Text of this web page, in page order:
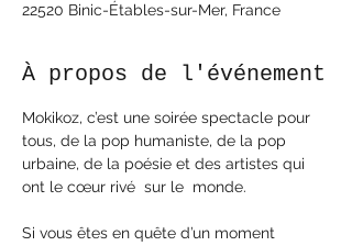
22520 Binic-Étables-sur-Mer, France
À propos de l'événement
Mokikoz, c’est une soirée spectacle pour
tous, de la pop humaniste, de la pop
urbaine, de la poésie et des artistes qui
ont le cœur rivé  sur le  monde.
Si vous êtes en quête d’un moment